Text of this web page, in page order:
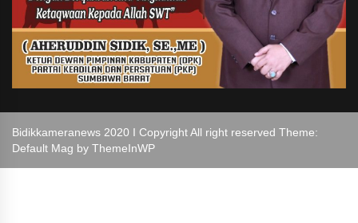
Bidikkameranews 2020 I Copyright All right reserved Theme:
Default Mag by ThemeInWP